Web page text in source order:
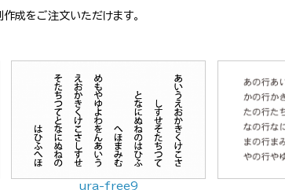
成をご注文いただけます。
ura-free9